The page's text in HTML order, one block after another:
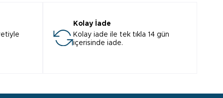
Kolay İade
Kolay iade ile tek tıkla 14 gün
içerisinde iade.